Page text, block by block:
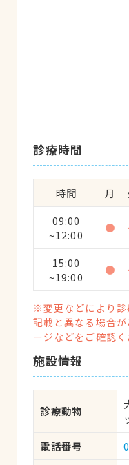
診療時間
時間 月
09:00
~12:00
●
15:00
~19:00
●
※変更などにより診
記載と異なる場合
ージなどをご確認く
施設情報
診療動物
電話番号